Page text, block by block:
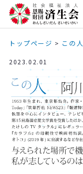
トップページ > この人
2023.02.01